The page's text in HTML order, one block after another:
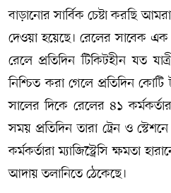
বাড়ানোর সার্বিক চেষ্টা করছি
দেওয়া হয়েছে। রেলের সাবেক
রেলে প্রতিদিন টিকিটহীন যত
নিশ্চিত করা গেলে প্রতিদিন
সালের দিকে রেলের ৪১ কর্মকর্তার
সময় প্রতিদিন তারা ট্রেন ও
কর্মকর্তারা ম্যাজিস্ট্রেসি ক্ষমতা
আদায় তলানিতে ঠেকেছে।